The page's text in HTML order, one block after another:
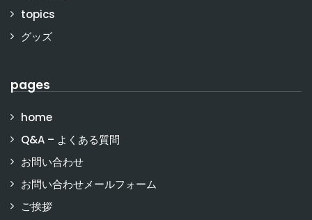
topics
グッズ
pages
home
Q&A – よくある質問
お問い合わせ
お問い合わせメールフォーム
ご挨拶